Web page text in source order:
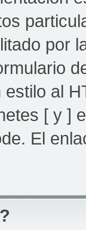
por
al
[ y ]
El